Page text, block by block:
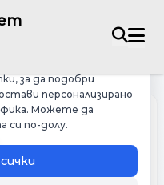
за да подобри
персонализирано
Можете да
си по-долу.